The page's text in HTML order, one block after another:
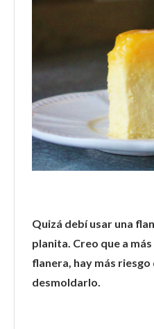
Quizá debí usar una
planita. Creo que a
flanera, hay más riesgo
desmoldarlo.